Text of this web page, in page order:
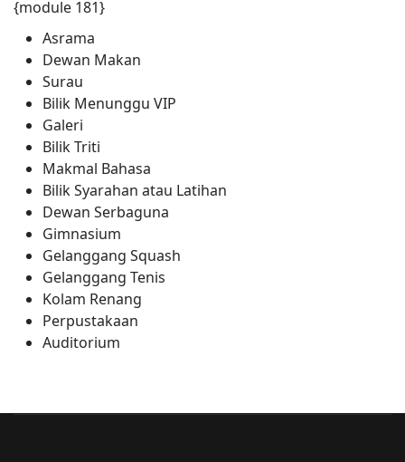
{module 181}
Asrama
Dewan Makan
Surau
Bilik Menunggu VIP
Galeri
Bilik Triti
Makmal Bahasa
Bilik Syarahan atau Latihan
Dewan Serbaguna
Gimnasium
Gelanggang Squash
Gelanggang Tenis
Kolam Renang
Perpustakaan
Auditorium